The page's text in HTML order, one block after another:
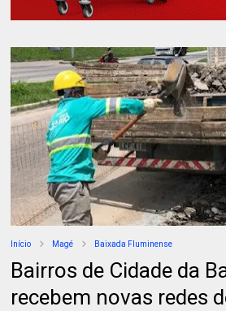
Início Magé Baixada Fluminense
Bairros de Cidade da
recebem novas redes